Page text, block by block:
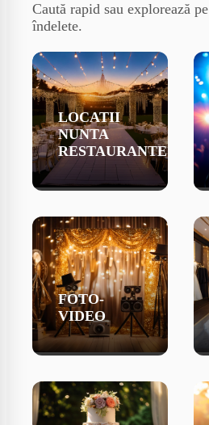
Caută rapid sau explorează pe
îndelete.
LOCATII
NUNTA
RESTAURANTE
FOTO-
VIDEO